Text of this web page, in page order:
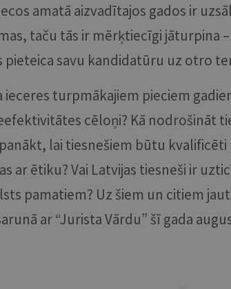
amatā aizvadītajos gados ir
taču tās ir mērķtiecīgi jāturpina –
pieteica savu kandidatūru uz otro
ieceres turpmākajiem pieciem
cēloņi? Kā nodrošināt
lai tiesnešiem būtu kvalificēti
ar ētiku? Vai Latvijas tiesneši ir
pamatiem? Uz šiem un citiem
ar “Jurista Vārdu” šī gada